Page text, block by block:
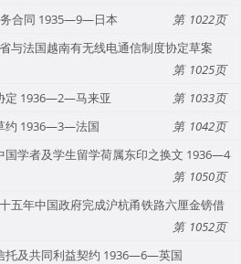
合同 1935—9—日本
1022
与法国越南有无线电通信制度协定草案
1025
定 1936—2—马来亚
1033
约 1936—3—法国
1042
学者及学生留学荷属东印之换文 1936—4
1050
五年中国政府完成沪杭甬铁路六厘金镑借
1052
及共同利益契约 1936—6—英国